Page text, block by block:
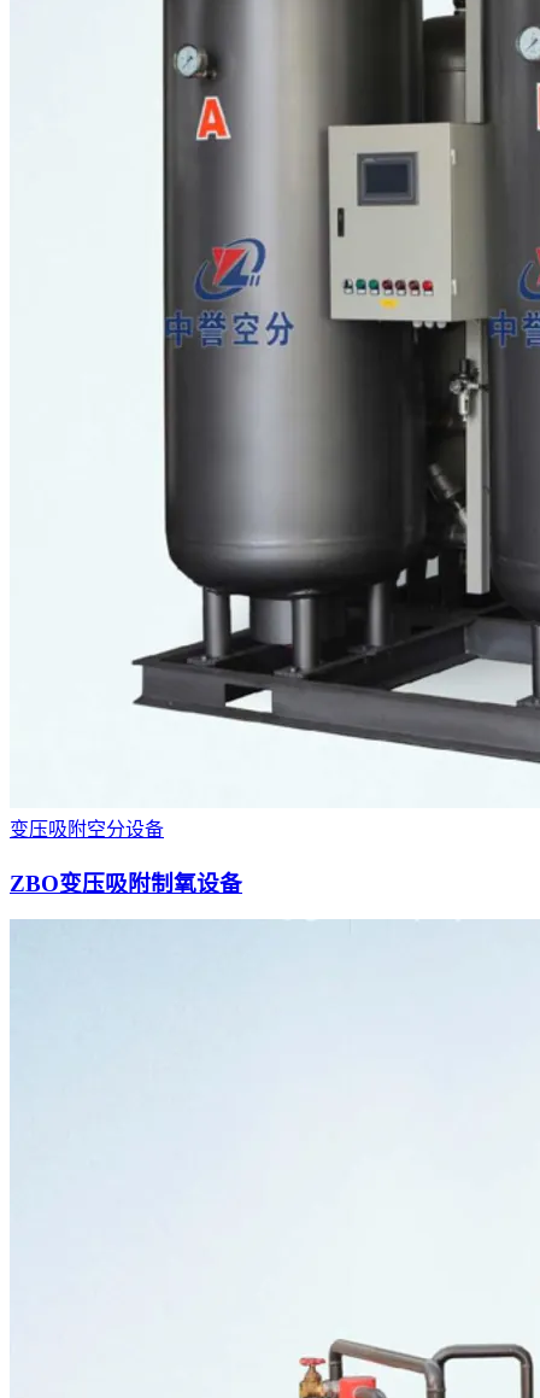
变压吸附空分设备
ZBO变压吸附制氧设备